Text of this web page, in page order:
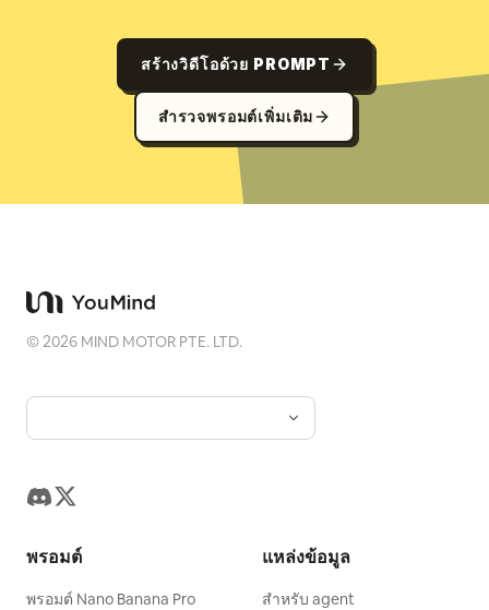
สร้างวิดีโอด้วย PROMPT
สำรวจพรอมต์เพิ่มเติม
©2026 MIND MOTOR PTE. LTD.
พรอมต์
พรอมต์ Nano Banana Pro
แหล่งข้อมูล
สำหรับ agent